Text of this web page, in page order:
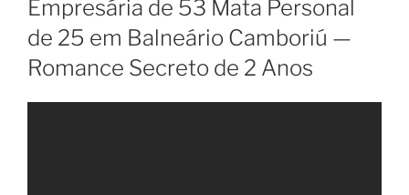
Empresária de 53 Mata Personal
de 25 em Balneário Camboriú —
Romance Secreto de 2 Anos